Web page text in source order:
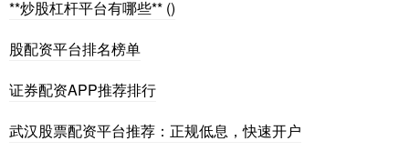
**炒股杠杆平台有哪些** ()
股配资平台排名榜单
证券配资APP推荐排行
武汉股票配资平台推荐：正规低息，快速开户